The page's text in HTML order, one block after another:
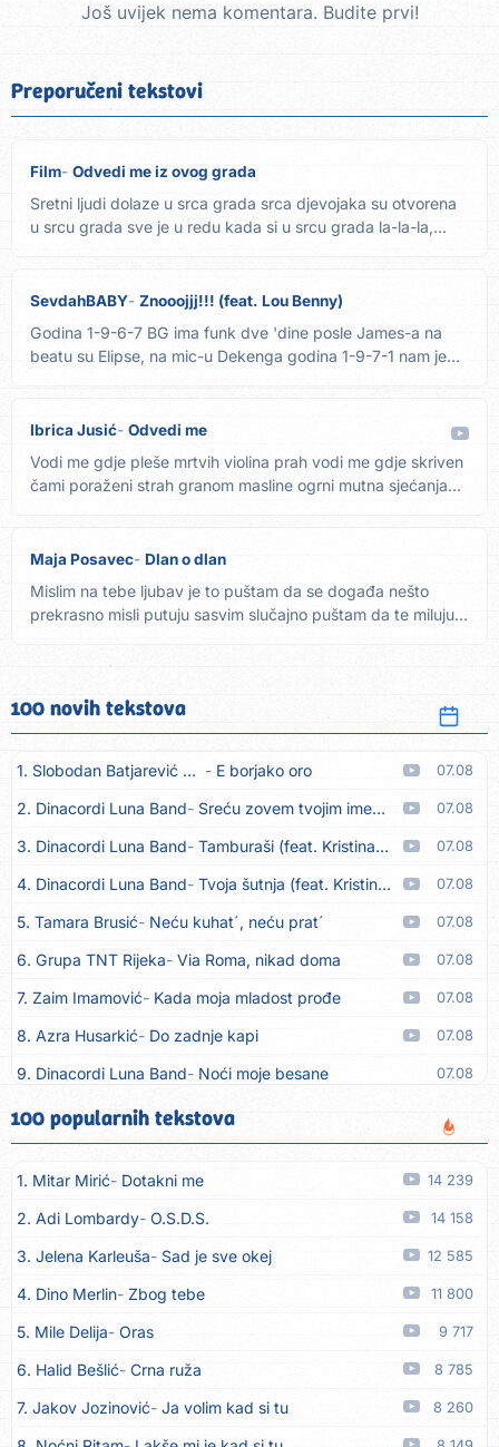
Još uvijek nema komentara. Budite prvi!
Preporučeni tekstovi
Film Odvedi me iz ovog grada
Sretni ljudi dolaze u srca grada srca djevojaka su otvorena
u srcu grada sve je u redu kada si u srcu grada la-la-la,...
SevdahBABY Znooojjj!!! (feat. Lou Benny)
Godina 1-9-6-7 BG ima funk dve 'dine posle James-a na
beatu su Elipse, na mic-u Dekenga godina 1-9-7-1 nam je
Ibrica Jusić Odvedi me
Vodi me gdje pleše mrtvih violina prah vodi me gdje skriven
čami poraženi strah granom masline ogrni mutna sjećanja...
Maja Posavec Dlan o dlan
Mislim na tebe ljubav je to puštam da se događa nešto
prekrasno misli putuju sasvim slučajno puštam da te miluju
100 novih tekstova
1. Slobodan Batjarević Čobe E borjako oro 07.08
2. Dinacordi Luna Band Sreću zovem tvojim imenom (feat. Kristina Smetko) 07.08
3. Dinacordi Luna Band Tamburaši (feat. Kristina Smetko) 07.08
4. Dinacordi Luna Band Tvoja šutnja (feat. Kristina Smetko) 07.08
5. Tamara Brusić Neću kuhat´, neću prat´ 07.08
6. Grupa TNT Rijeka Via Roma, nikad doma 07.08
7. Zaim Imamović Kada moja mladost prođe 07.08
8. Azra Husarkić Do zadnje kapi 07.08
9. Dinacordi Luna Band Noći moje besane 07.08
10. Pet za 5 Pozdravi mi Stubicu
11. Dinacordi Luna Band Anđeo moj 07.08
12. Vesna Kartuš Vrati se 07.08
13. Severina Pozovi me ti (Anksiozna) 06.08
14. Fidellio Summer Time 06.08
15. Tereza Kesovija Volim te 06.08
16. Ruswaj Sada znam, to je ljubav 06.08
17. Nemanja Panić Daj mu sve što si dala meni 06.08
18. Gustafi Imala je oči pospane 06.08
100 popularnih tekstova
1. Mitar Mirić Dotakni me 14 239
2. Adi Lombardy O.S.D.S. 14 158
3. Jelena Karleuša Sad je sve okej 12 585
4. Dino Merlin Zbog tebe 11 800
5. Mile Delija Oras 9 717
6. Halid Bešlić Crna ruža 8 785
7. Jakov Jozinović Ja volim kad si tu 8 260